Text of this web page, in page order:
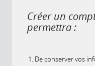
Créer un
permettra :
De conserver vos